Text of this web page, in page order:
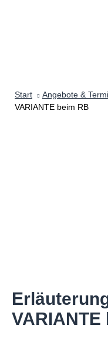
Start Angebote &
VARIANTE beim RB
VARIANTE